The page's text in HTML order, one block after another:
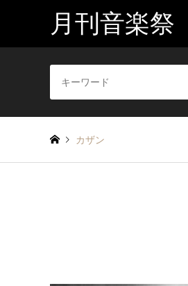
月刊音楽祭
カザン